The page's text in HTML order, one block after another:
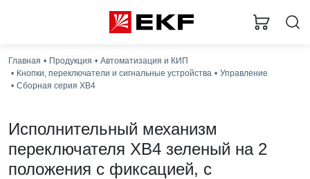
Главная Продукция
Автоматизация и КИП
Кнопки, переключатели и сигнальные устройства
Управление
Сборная серия XB4
Исполнительный механизм
переключателя ХB4 зеленый на 2
положения с фиксацией, с